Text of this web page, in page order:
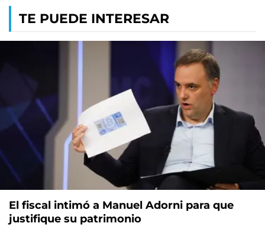
TE PUEDE INTERESAR
El fiscal intimó a Manuel Adorni para que
justifique su patrimonio